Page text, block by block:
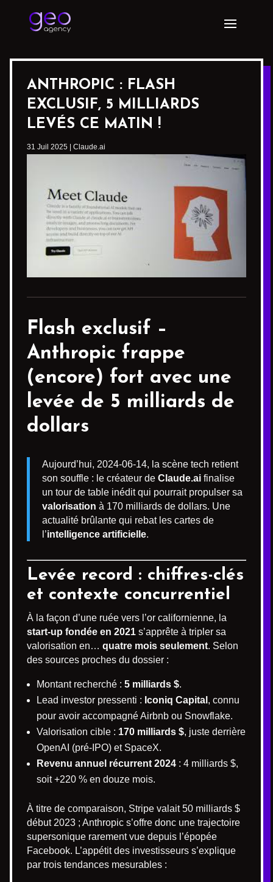
ANTHROPIC : FLASH
EXCLUSIF, 5 MILLIARDS
LEVÉS CE MATIN !
31 Juil 2025 Claude.ai
Flash exclusif –
Anthropic frappe
(encore) fort avec une
levée de 5 milliards de
dollars
Aujourd’hui, 2024-06-14, la scène tech retient
son souffle : le créateur de Claude.ai finalise
un tour de table inédit qui pourrait propulser sa
valorisation à 170 milliards de dollars. Une
actualité brûlante qui rebat les cartes de
l’intelligence artificielle.
Levée record : chiffres-clés
et contexte concurrentiel
À la façon d’une ruée vers l’or californienne, la
start-up fondée en 2021 s’apprête à tripler sa
valorisation en… quatre mois seulement. Selon
des sources proches du dossier :
Montant recherché : 5 milliards $.
Lead investor pressenti : Iconiq Capital , connu
pour avoir accompagné Airbnb ou Snowflake.
Valorisation cible : 170 milliards $, juste derrière
OpenAI (pré-IPO) et SpaceX.
Revenu annuel récurrent 2024 : 4 milliards $,
soit +220 % en douze mois.
À titre de comparaison, Stripe valait 50 milliards $
début 2023 ; Anthropic s’offre donc une trajectoire
supersonique rarement vue depuis l’épopée
Facebook. L’appétit des investisseurs s’explique
par trois tendances mesurables :